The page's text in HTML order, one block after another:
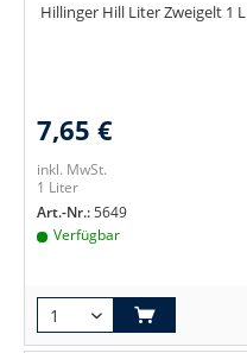
Hillinger Hill Liter Zweigelt 1 L
7,65 €
inkl. MwSt.
1 Liter
Art.-Nr.:5649
Verfügbar